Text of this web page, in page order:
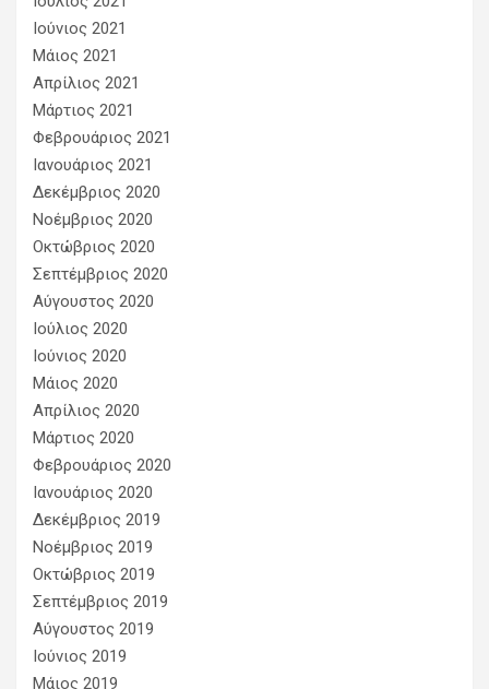
Ιούνιος 2021
Μάιος 2021
Απρίλιος 2021
Μάρτιος 2021
Φεβρουάριος 2021
Ιανουάριος 2021
Δεκέμβριος 2020
Νοέμβριος 2020
Οκτώβριος 2020
Σεπτέμβριος 2020
Αύγουστος 2020
Ιούλιος 2020
Ιούνιος 2020
Μάιος 2020
Απρίλιος 2020
Μάρτιος 2020
Φεβρουάριος 2020
Ιανουάριος 2020
Δεκέμβριος 2019
Νοέμβριος 2019
Οκτώβριος 2019
Σεπτέμβριος 2019
Αύγουστος 2019
Ιούνιος 2019
Μάιος 2019